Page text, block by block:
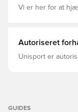
Vi er her for at
Autoriseret
Unisport er
GUIDES